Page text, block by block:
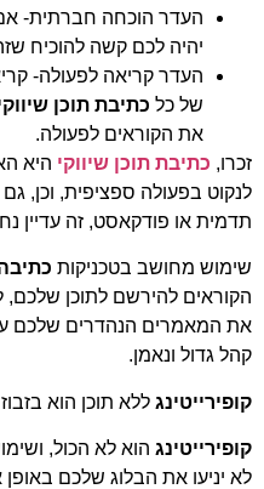
העדר הוכחה חברתית-
יהיה לכם קשה להוכיח
העדר קריאה לפעולה-
של כל כתיבת תוכן
את הקוראים לפעולה.
זכרו, כתיבת תוכן שיווקי היא
לנקוט בפעולה ספציפית, וכן,
תדמית או פודקאסט, זה עדיין
שימוש מחושב בטכניקות
הקוראים להירשם לתוכן
את המאמרים הנהדרים שלכם
קהל גדול ונאמן.
קופירייטינג ללא תוכן הוא
קופירייטינג הוא לא הכול,
לא יניעו את הבלוג שלכם